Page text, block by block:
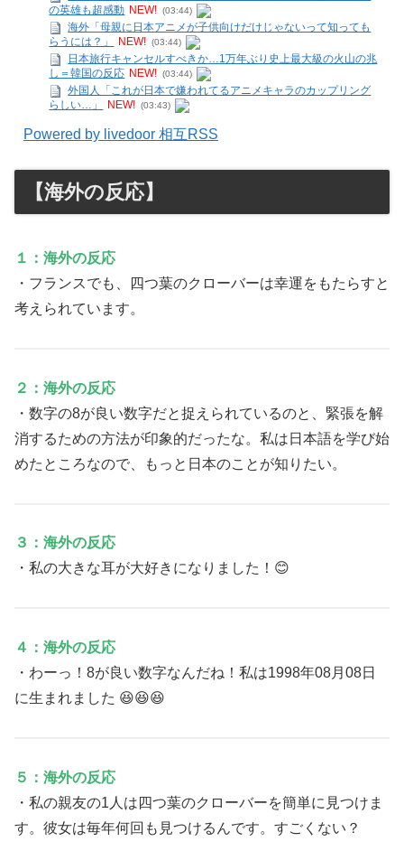
の英雄も超感動 NEW! (03:44)
海外「母親に日本アニメが子供向けだけじゃないって知っても
らうには？」
NEW! (03:44)
日本旅行キャンセルすべきか…1万年ぶり史上最大級の火山の兆
し＝韓国の反応 NEW! (03:44)
外国人「これが日本で嫌われてるアニメキャラのカップリング
らしい…」
NEW! (03:43)
Powered by livedoor 相互RSS
【海外の反応】
１：海外の反応
・フランスでも、四つ葉のクローバーは幸運をもたらすと
考えられています。
２：海外の反応
・数字の8が良い数字だと捉えられているのと、緊張を解
消するための方法が印象的だったな。私は日本語を学び始
めたところなので、もっと日本のことが知りたい。
３：海外の反応
・私の大きな耳が大好きになりました！😊
４：海外の反応
・わーっ！8が良い数字なんだね！私は1998年08月08日
に生まれました 😆😆😆
５：海外の反応
・私の親友の1人は四つ葉のクローバーを簡単に見つけま
す。彼女は毎年何回も見つけるんです。すごくない？